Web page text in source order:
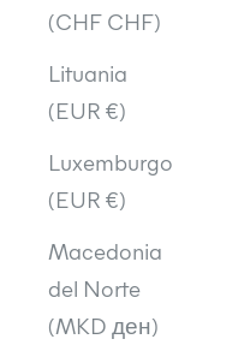
(CHF CHF)
Lituania
(EUR €)
Luxemburgo
(EUR €)
Macedonia
del Norte
(MKD ден)